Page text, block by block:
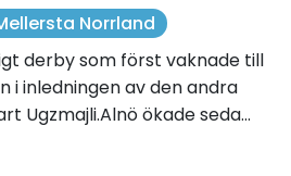
Norrland
derby som först vaknade till
i inledningen av den andra
Ugzmajli.Alnö ökade seda...